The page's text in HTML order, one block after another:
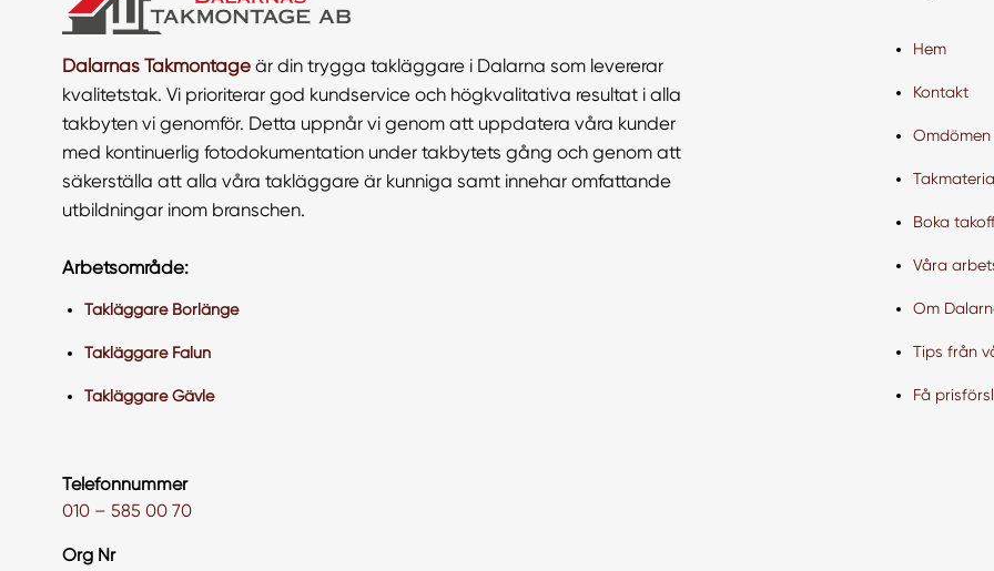
Dalarnas Takmontage är din trygga takläggare i Dalarna som levererar
kvalitetstak. Vi prioriterar god kundservice och högkvalitativa resultat i alla
takbyten vi genomför. Detta uppnår vi genom att uppdatera våra kunder
med kontinuerlig fotodokumentation under takbytets gång och genom att
säkerställa att alla våra takläggare är kunniga samt innehar omfattande
utbildningar inom branschen.
Arbetsområde:
Takläggare Borlänge
Takläggare Falun
Takläggare Gävle
Telefonnummer
010 – 585 00 70
Org Nr
Hem
Kontakt
Omdömen
Boka
Våra
Om
Tips från
Få